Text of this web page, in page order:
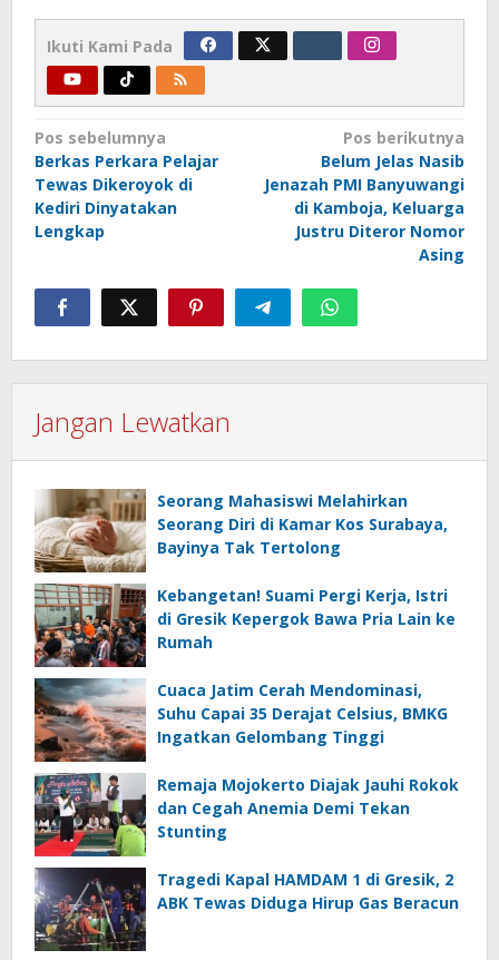
Ikuti Kami Pada
Navigasi
pos
Pos sebelumnya
Berkas Perkara Pelajar
Tewas Dikeroyok di
Kediri Dinyatakan
Lengkap
Pos berikutnya
Belum Jelas Nasib
Jenazah PMI Banyuwangi
di Kamboja, Keluarga
Justru Diteror Nomor
Asing
Jangan Lewatkan
Seorang Mahasiswi Melahirkan
Seorang Diri di Kamar Kos Surabaya,
Bayinya Tak Tertolong
Kebangetan! Suami Pergi Kerja, Istri
di Gresik Kepergok Bawa Pria Lain ke
Rumah
Cuaca Jatim Cerah Mendominasi,
Suhu Capai 35 Derajat Celsius, BMKG
Ingatkan Gelombang Tinggi
Remaja Mojokerto Diajak Jauhi Rokok
dan Cegah Anemia Demi Tekan
Stunting
Tragedi Kapal HAMDAM 1 di Gresik, 2
ABK Tewas Diduga Hirup Gas Beracun